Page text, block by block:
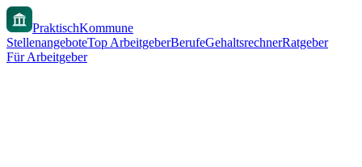
PraktischKommune
StellenangeboteTop ArbeitgeberBerufeGehaltsrechnerRatgeber
Für Arbeitgeber